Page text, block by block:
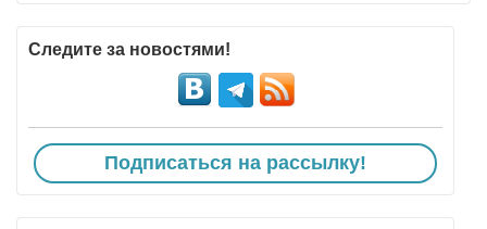
Следите за новостями!
Подписаться на рассылку!